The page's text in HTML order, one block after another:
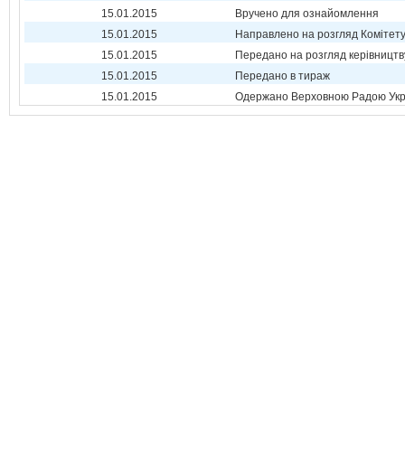
15.01.2015
Вручено для ознайомлення
15.01.2015
Направлено на розгляд Комітету
15.01.2015
Передано на розгляд
15.01.2015
Передано в тираж
15.01.2015
Одержано Верховною Радою